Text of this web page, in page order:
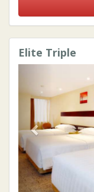
Elite Triple